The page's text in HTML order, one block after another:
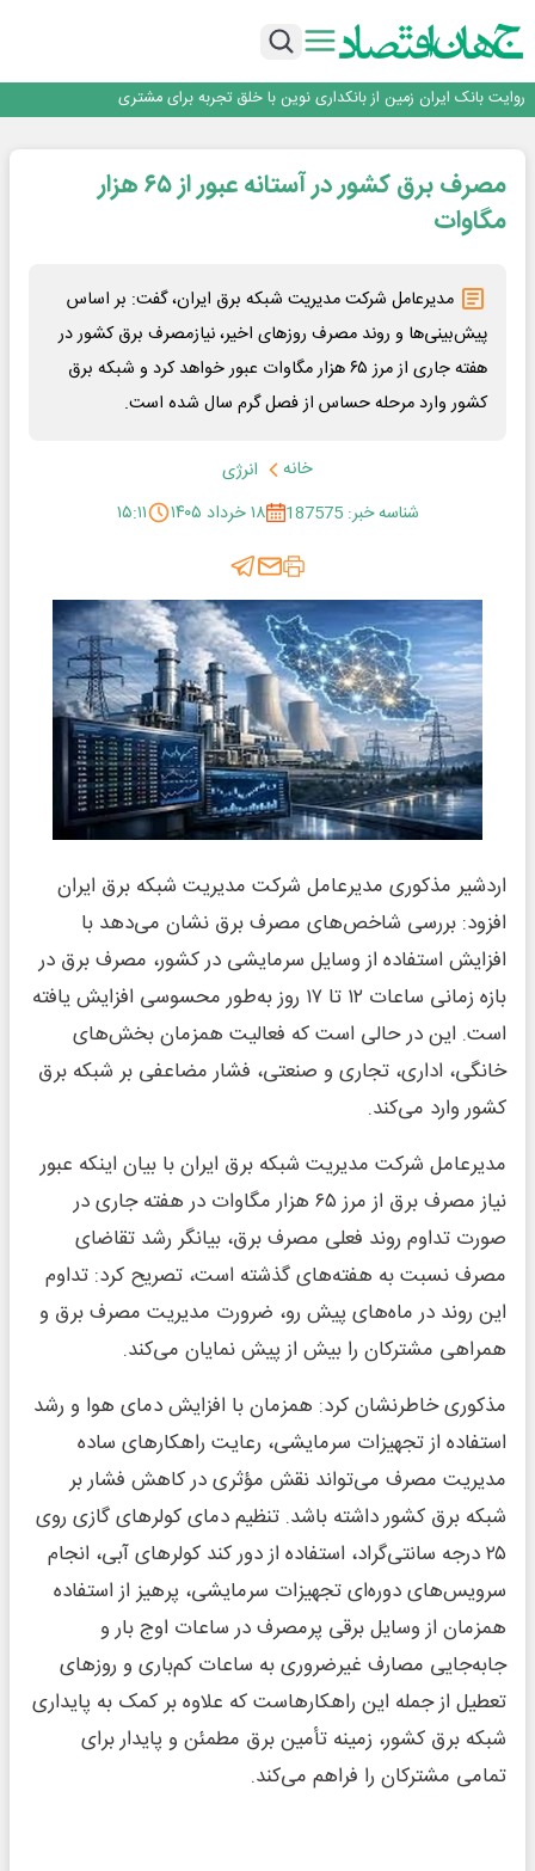
اجرای برنامه تحول بانک با تمرکز بر منابع پایدار، درآمدهای کارمزدی و بازسازی اعتماد
داد
روایت بانک ایران زمین از بانکداری نوین با خلق تجربه برای مشتری
سرپرست اداره کل روابط عمومی بیمه مرکزی منصوب شد
اجرای برنامه تحول بانک با تمرکز بر منابع پایدار، درآمدهای کارمزدی و بازسازی اعتماد
مشتریان
بانک مهر ایران بیش از ۷۰ میلیارد تومان به برنامه‌های مسئولیت اجتماعی اختصاص
مصرف برق کشور در آستانه عبور از ۶۵ هزار
مگاوات
مدیرعامل شرکت مدیریت شبکه برق ایران، گفت: بر اساس
پیش‌بینی‌ها و روند مصرف روز‌های اخیر، نیازمصرف برق کشور در
هفته جاری از مرز ۶۵ هزار مگاوات عبور خواهد کرد و شبکه برق
کشور وارد مرحله حساس از فصل گرم سال شده است.
خانه
انرژی
شناسه خبر: 187575
۱۸ خرداد ۱۴۰۵ ۱۵:۱۱
اردشیر مذکوری مدیرعامل شرکت مدیریت شبکه برق ایران
افزود: بررسی شاخص‌های مصرف برق نشان می‌دهد با
افزایش استفاده از وسایل سرمایشی در کشور، مصرف برق در
بازه زمانی ساعات ۱۲ تا ۱۷ روز به‌طور محسوسی افزایش یافته
است. این در حالی است که فعالیت همزمان بخش‌های
خانگی، اداری، تجاری و صنعتی، فشار مضاعفی بر شبکه برق
کشور وارد می‌کند.
مدیرعامل شرکت مدیریت شبکه برق ایران با بیان اینکه عبور
نیاز مصرف برق از مرز ۶۵ هزار مگاوات در هفته جاری در
صورت تداوم روند فعلی مصرف برق، بیانگر رشد تقاضای
مصرف نسبت به هفته‌های گذشته است، تصریح کرد: تداوم
این روند در ماه‌های پیش رو، ضرورت مدیریت مصرف برق و
همراهی مشترکان را بیش از پیش نمایان می‌کند.
مذکوری خاطرنشان کرد: همزمان با افزایش دمای هوا و رشد
استفاده از تجهیزات سرمایشی، رعایت راهکار‌های ساده
مدیریت مصرف می‌تواند نقش مؤثری در کاهش فشار بر
شبکه برق کشور داشته باشد. تنظیم دمای کولر‌های گازی روی
۲۵ درجه سانتی‌گراد، استفاده از دور کند کولر‌های آبی، انجام
سرویس‌های دوره‌ای تجهیزات سرمایشی، پرهیز از استفاده
همزمان از وسایل برقی پرمصرف در ساعات اوج بار و
جابه‌جایی مصارف غیرضروری به ساعات کم‌باری و روز‌های
تعطیل از جمله این راهکارهاست که علاوه بر کمک به پایداری
شبکه برق کشور، زمینه تأمین برق مطمئن و پایدار برای
تمامی مشترکان را فراهم می‌کند.